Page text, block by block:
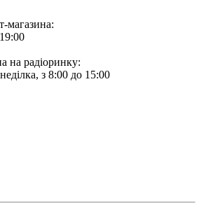
магазина:
на радіоринку:
з 8:00 до 15:00